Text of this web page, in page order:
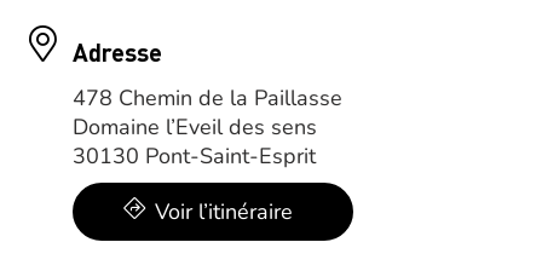
Adresse
478 Chemin de la Paillasse
Domaine l’Eveil des sens
30130 Pont-Saint-Esprit
Voir l’itinéraire